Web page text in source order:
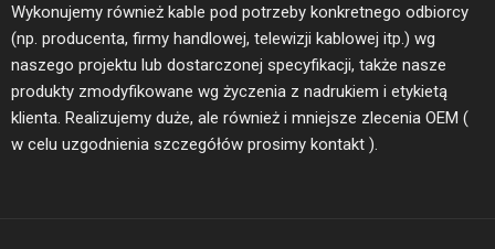
Wykonujemy również kable pod potrzeby konkretnego odbiorcy
(np. producenta, firmy handlowej, telewizji kablowej itp.) wg
naszego projektu lub dostarczonej specyfikacji, także nasze
produkty zmodyfikowane wg życzenia z nadrukiem i etykietą
klienta. Realizujemy duże, ale również i mniejsze zlecenia OEM (
w celu uzgodnienia szczegółów prosimy kontakt ).